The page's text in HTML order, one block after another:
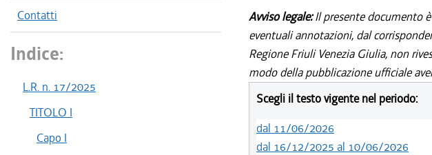
Contatti
Indice:
L.R. n. 17/2025
TITOLO I
Capo I
Avviso legale:Il presente documento
eventuali annotazioni, dal
Regione Friuli Venezia Giulia, non
modo della pubblicazione ufficiale
Scegli il testo vigente nel periodo:
dal 11/06/2026
dal 16/12/2025 al 10/06/2026